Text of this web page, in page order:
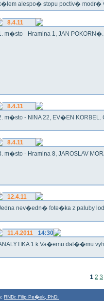
alespo� stopu poctiv�
8.4.11
m�sto - Hramina 1, JAN
8.4.11
m�sto - NINA 22, EV�EN KORBEL.
8.4.11
m�sto - Hramina 8, JAROSLAV
12.4.11
nev�edn� fote�ka z paluby
11.4.2011
14:30
1 k Va�emu dal��mu
1 2 3
RNDr. Filip Pe�ek, PhD.